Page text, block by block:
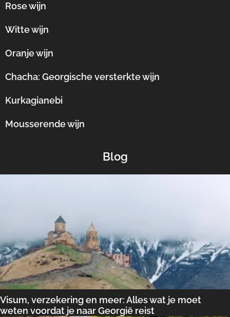
Rose wijn
Witte wijn
Oranje wijn
Chacha: Georgische versterkte wijn
Kurkagianebi
Mousserende wijn
Blog
Visum, verzekering en meer: Alles wat je moet
weten voordat je naar Georgië reist